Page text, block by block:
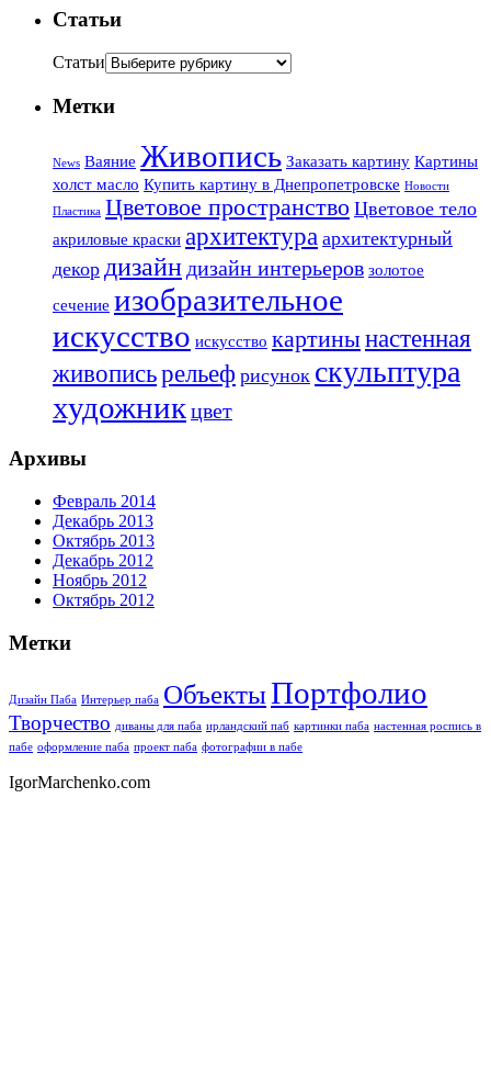
Статьи
Статьи
Метки
News Ваяние Живопись Заказать картину Картины
холст масло Купить картину в Днепропетровске Новости
Пластика Цветовое пространство Цветовое тело
акриловые краски архитектура архитектурный
декор дизайндизайн интерьеров золотое
сечение изобразительное
искусство искусство картинынастенная
живописьрельеф рисунок скульптура
художникцвет
Архивы
Февраль 2014
Декабрь 2013
Октябрь 2013
Декабрь 2012
Ноябрь 2012
Октябрь 2012
Метки
Дизайн Паба Интерьер паба ОбъектыПортфолио
Творчество диваны для паба ирландский паб картинки паба настенная роспись в
пабе оформление паба проект паба фотографии в пабе
IgorMarchenko.com